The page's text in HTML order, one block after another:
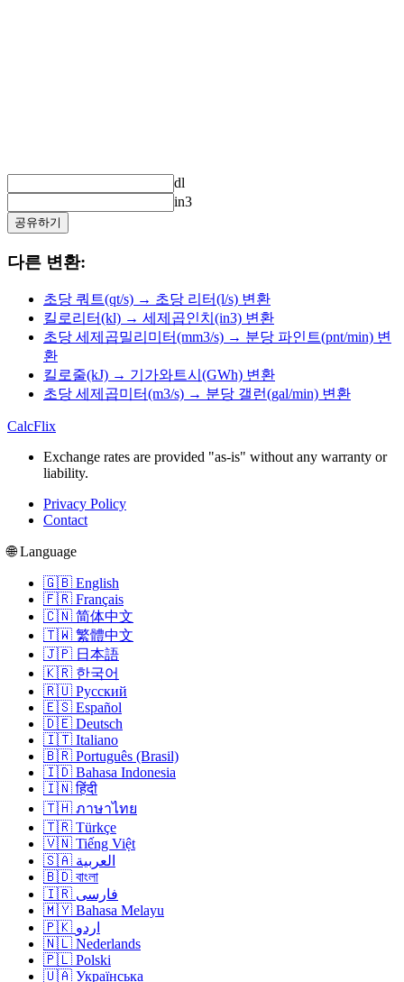
dl
in3
공유하기
다른 변환:
초당 쿼트(qt/s) → 초당 리터(l/s) 변환
킬로리터(kl) → 세제곱인치(in3) 변환
초당 세제곱밀리미터(mm3/s) → 분당 파인트(pnt/min) 변
환
킬로줄(kJ) → 기가와트시(GWh) 변환
초당 세제곱미터(m3/s) → 분당 갤런(gal/min) 변환
CalcFlix
Exchange rates are provided "as-is" without any warranty or
liability.
Privacy Policy
Contact
🌐 Language
🇬🇧 English
🇫🇷 Français
🇨🇳 简体中文
🇹🇼 繁體中文
🇯🇵 日本語
🇰🇷 한국어
🇷🇺 Русский
🇪🇸 Español
🇩🇪 Deutsch
🇮🇹 Italiano
🇧🇷 Português (Brasil)
🇮🇩 Bahasa Indonesia
🇮🇳 हिंदी
🇹🇭 ภาษาไทย
🇹🇷 Türkçe
🇻🇳 Tiếng Việt
🇸🇦 العربية
🇧🇩 বাংলা
🇮🇷 فارسی
🇲🇾 Bahasa Melayu
🇵🇰 اردو
🇳🇱 Nederlands
🇵🇱 Polski
🇺🇦 Українська